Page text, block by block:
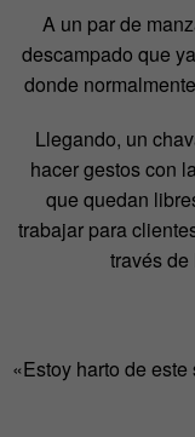
A un par de
descampado que
donde
Llegando, un
hacer gestos con
que quedan
trabajar para
través
«Estoy harto de